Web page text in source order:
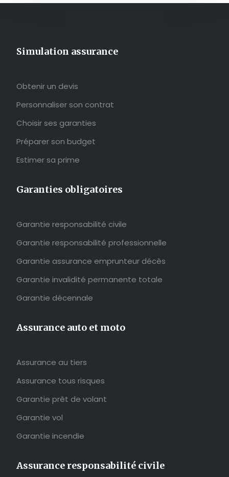
Simulation assurance
Obtenir un devis
Personnaliser son contrat
Choisir ses garanties
Préparer son budget
Estimer sa prime
Garanties obligatoires
Garantie responsabilité civile
Garantie responsabilité professionnelle
Garantie assurance emprunteur décès
Garantie invalidité permanente totale
Garantie décennale
Assurance auto et moto
Assurance au tiers
Assurance tous risques
Garantie prêt de volant
Garantie vol
Garantie incendie
Assurance responsabilité civile